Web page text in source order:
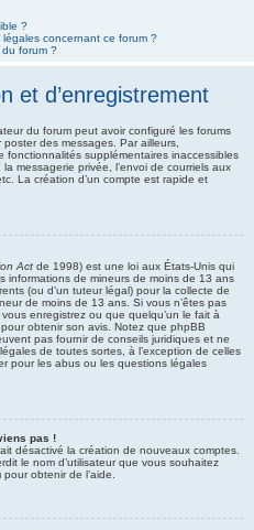
?
concernant ce forum ?
du forum ?
et d’enregistrement
du forum peut avoir configuré les forums
poster des messages. Par ailleurs,
fonctionnalités supplémentaires inaccessibles
messagerie privée, l’envoi de courriels aux
La création d’un compte est rapide et
Act de 1998) est une loi aux États-Unis qui
informations de mineurs de moins de 13 ans
(ou d’un tuteur légal) pour la collecte de
de moins de 13 ans. Si vous n’êtes pas
enregistrez ou que quelqu’un le fait à
obtenir son avis. Notez que phpBB
pas fournir de conseils juridiques et ne
de toutes sortes, à l’exception de celles
pour les abus ou les questions légales
pas !
désactivé la création de nouveaux comptes.
le nom d’utilisateur que vous souhaitez
obtenir de l’aide.